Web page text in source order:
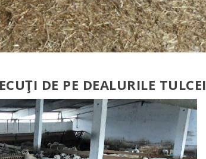
DE PE DEALURILE TULCEI